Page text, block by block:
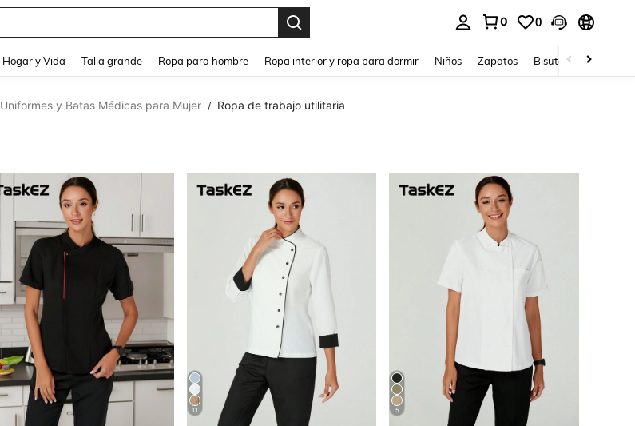
0 0
Hogar y Vida Talla grande Ropa para hombre Ropa interior y ropa para dormir Niños Zapatos Bisutería Y
Uniformes y Batas Médicas para Mujer / Ropa de trabajo utilitaria
11 5